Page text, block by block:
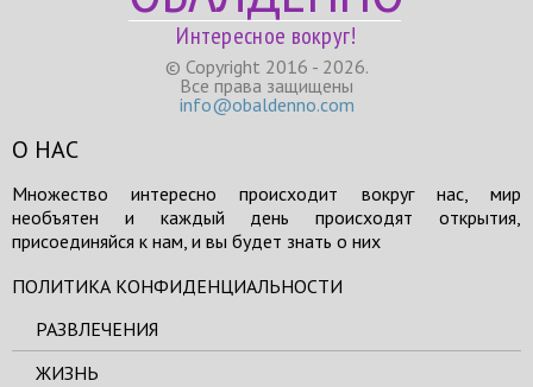
Интересное вокруг!
© Copyright 2016 - 2026.
Все права защищены
info@obaldenno.com
О НАС
Множество интересно происходит вокруг нас, мир
необъятен и каждый день происходят открытия,
присоединяйся к нам, и вы будет знать о них
ПОЛИТИКА КОНФИДЕНЦИАЛЬНОСТИ
РАЗВЛЕЧЕНИЯ
ЖИЗНЬ